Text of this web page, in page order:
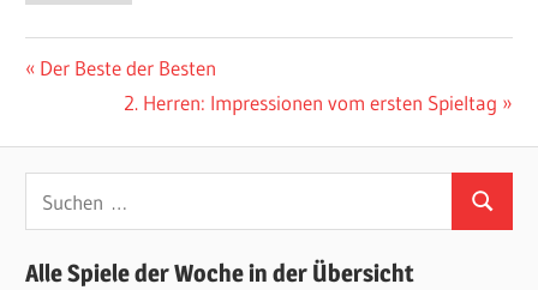
Beitragsnavigation
Vorheriger
Der Beste der Besten
Nächster
2. Herren: Impressionen vom ersten Spieltag
nach:
Suchen
Alle Spiele der Woche in der Übersicht